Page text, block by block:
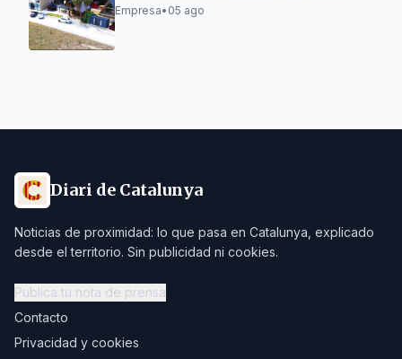
casas de madera.
Empresa• 05 ago
Diari de Catalunya
Noticias de proximidad: lo que pasa en Catalunya, explicado
desde el territorio. Sin publicidad ni cookies.
Publica tu nota de prensa
Contacto
Privacidad y cookies